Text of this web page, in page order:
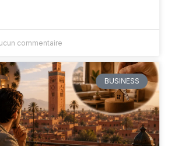
commentaire
BUSINESS